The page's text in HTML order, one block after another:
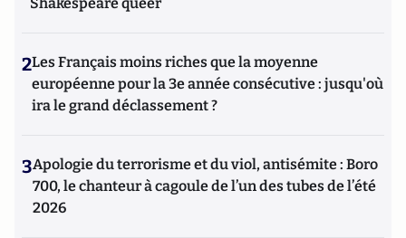
2Les Français moins riches que la moyenne
européenne pour la 3e année consécutive : jusqu'où
ira le grand déclassement ?
3Apologie du terrorisme et du viol, antisémite : Boro
700, le chanteur à cagoule de l’un des tubes de l’été
2026